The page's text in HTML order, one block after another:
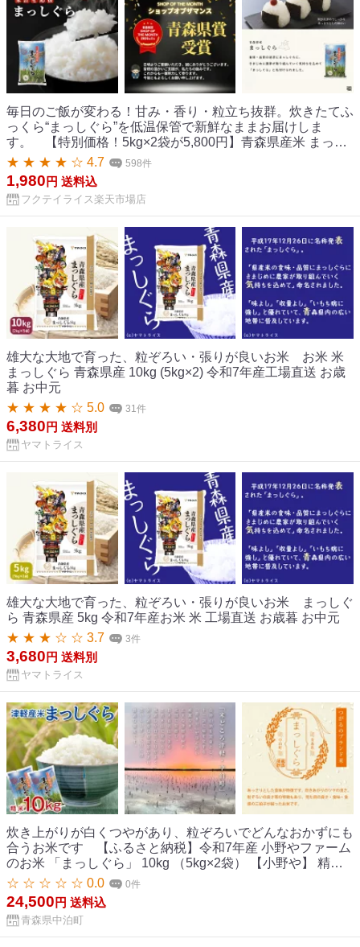
毎日のご飯が変わる！甘み・香り・粒立ち抜群。炊きたてふ
っくら“まっしぐら”を低温保管で新鮮なままお届けしま
す。 【特別価格！5kg×2袋が5,800円】青森県産米 まっし
ぐら 2kg 5kg 10kg 20kg 30kg 令和7年度産【白米 精米 送料
無料 国産 産地直送 産地精米 保管 甘い ふっくら 美味しい 安
心 安全 おにぎり お弁当 家庭用 業務用 人気 ギフト 贈答用】
★ ★ ★ ★ ☆ 4.7 598件
1,980 円 送料込
フクテイライス楽天市場店
雄大な大地で育った、粒ぞろい・張りが良いお米 お米 米
まっしぐら 青森県産 10kg (5kg×2) 令和7年産工場直送 お歳
暮 お中元
★ ★ ★ ★ ☆ 5.0
31件
6,380 円 送料別
ヤマトライス
雄大な大地で育った、粒ぞろい・張りが良いお米 まっしぐ
ら 青森県産 5kg 令和7年産お米 米 工場直送 お歳暮 お中元
★ ★ ★ ☆ ☆ 3.7
3件
3,680 円 送料別
ヤマトライス
炊き上がりが白くつやがあり、粒ぞろいでどんなおかずにも
合うお米です 【ふるさと納税】令和7年産 小野やファーム
のお米 「まっしぐら」 10kg （5kg×2袋） 【小野や】 精米
白米 米 お米 おこめ コメ ご飯 ごはん ブランド米 特A コスパ
青森県 中泊町 F6N-224
☆ ☆ ☆ ☆ ☆ 0.0 0件
24,500 円 送料込
青森県中泊町